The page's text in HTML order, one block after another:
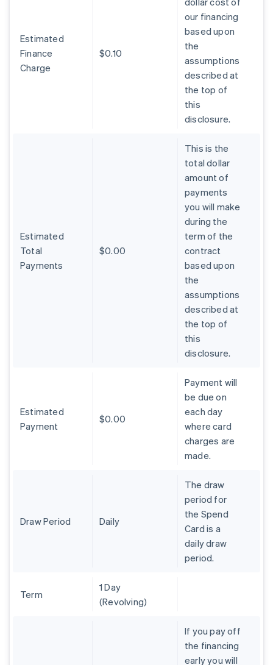
Estimated
Finance
Charge
$0.10
our financing
based upon
the
assumptions
described at
the top of
this
disclosure.
Estimated
Total
Payments
$0.00
This is the
total dollar
amount of
payments
you will make
during the
term of the
contract
based upon
the
assumptions
described at
the top of
this
disclosure.
Estimated
Payment
$0.00
Payment will
be due on
each day
where card
charges are
made.
Draw Period Daily
The draw
period for
the Spend
Card is a
daily draw
period.
Term
1 Day
(Revolving)
If you pay off
the financing
early you will
Autriche
Deutsch
Canada
EnglishFrançais
English